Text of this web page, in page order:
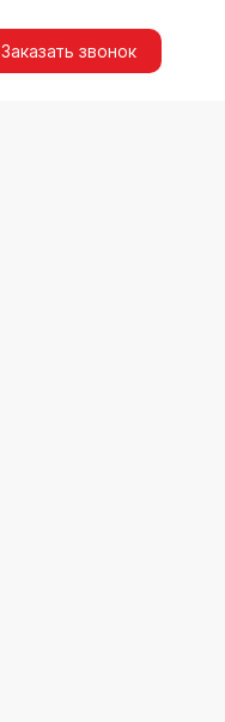
Заказать звонок